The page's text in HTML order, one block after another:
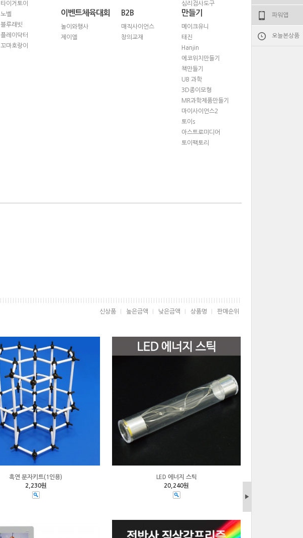
▶
파워앱
오늘본상품
타이거토이
노벨
블루래빗
플레이닥터
꼬마호랑이
심리검사도구
이벤트체육대회
놀이와행사
제이엘
B2B
매직사이언스
창의교재
만들기
메이크유니
태진
Hanjin
에코위치만들기
책만들기
UB 과학
3D종이모형
MR과학제품만들기
마이사이언스2
토이s
아스트로미디어
토이팩토리
신상품 높은금액 낮은금액 상품명 판매순위
흑연 분자키트(1인용)
2,230원
LED 에너지 스틱
20,240원